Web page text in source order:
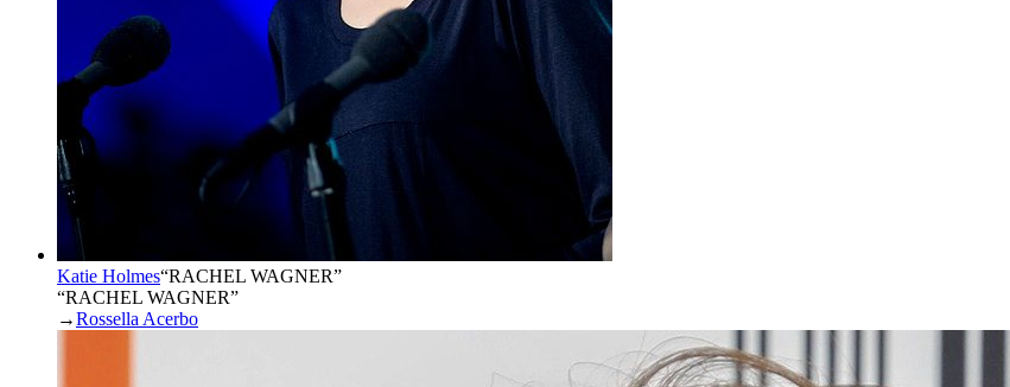
Katie Holmes“RACHEL WAGNER”
“RACHEL WAGNER”
→Rossella Acerbo